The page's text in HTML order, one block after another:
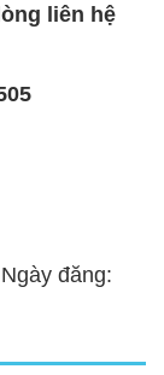
liên hệ
đăng: